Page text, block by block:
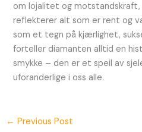
om lojalitet og motstandskraft,
reflekterer alt som er rent og
som et tegn på kjærlighet,
forteller diamanten alltid en
smykke – den er et speil av
uforanderlige i oss alle.
← Previous Post